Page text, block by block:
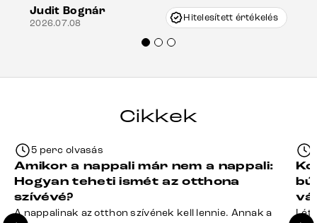
nagyon korrekten jártak el az ügyemben.
Mindenkinek ajánlani tudom a Delife
Judit Bognár
2026.07.08 Hitelesített értékelés
Cikkek
5 perc olvasás
Amikor a nappali már nem a nappali:
Hogyan teheti ismét az otthona
szívévé?
A nappalinak az otthon szívének kell lennie. Annak a